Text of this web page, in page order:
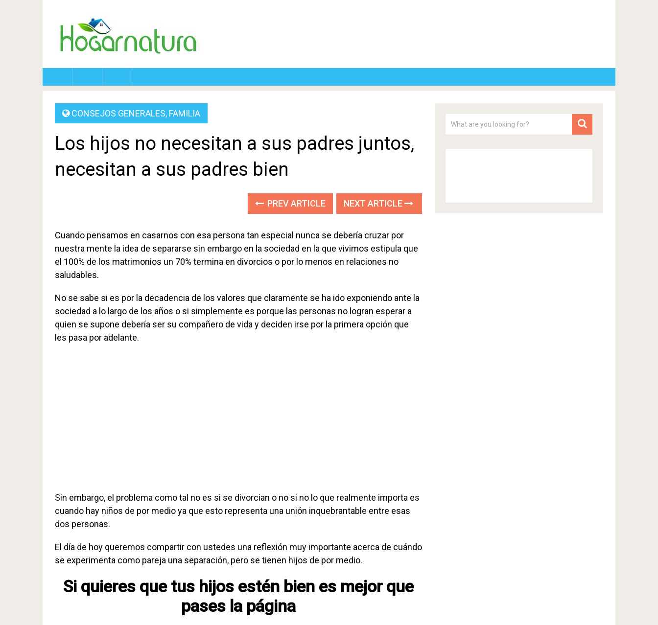
CONSEJOS GENERALES, FAMILIA
Los hijos no necesitan a sus padres juntos,
necesitan a sus padres bien
PREV ARTICLE NEXT ARTICLE
Cuando pensamos en casarnos con esa persona tan especial nunca se debería cruzar por
nuestra mente la idea de separarse sin embargo en la sociedad en la que vivimos estipula que
el 100% de los matrimonios un 70% termina en divorcios o por lo menos en relaciones no
saludables.
No se sabe si es por la decadencia de los valores que claramente se ha ido exponiendo ante la
sociedad a lo largo de los años o si simplemente es porque las personas no logran esperar a
quien se supone debería ser su compañero de vida y deciden irse por la primera opción que
les pasa por adelante.
Sin embargo, el problema como tal no es si se divorcian o no si no lo que realmente importa es
cuando hay niños de por medio ya que esto representa una unión inquebrantable entre esas
dos personas.
El día de hoy queremos compartir con ustedes una reflexión muy importante acerca de cuándo
se experimenta como pareja una separación, pero se tienen hijos de por medio.
Si quieres que tus hijos estén bien es mejor que
pases la página